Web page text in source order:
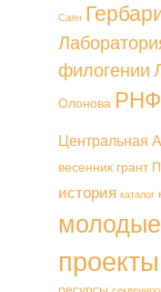
Саян
филогении
Олонова РНФ
Центральная
весенник грант
история каталог
проекты